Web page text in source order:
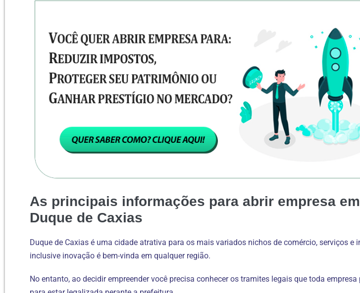
As principais informações para abrir empresa em
Duque de Caxias
Duque de Caxias é uma cidade atrativa para os mais variados nichos de comércio, serviços e
inclusive inovação é bem-vinda em qualquer região.
No entanto, ao decidir empreender você precisa conhecer os tramites legais que toda empresa